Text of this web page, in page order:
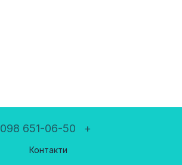
098 651-06-50 +
Контакти